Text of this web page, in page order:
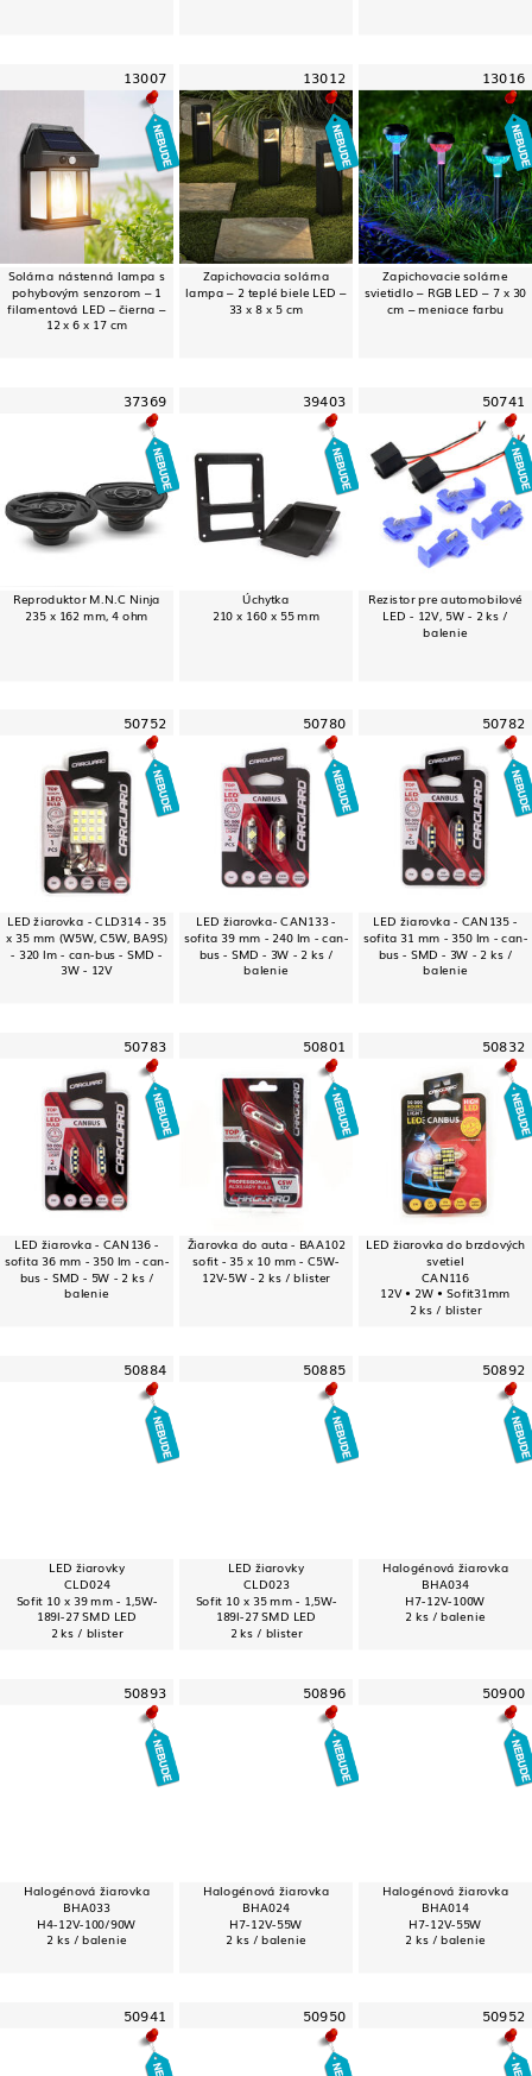
13007
Solárna nástenná lampa s
pohybovým senzorom – 1
filamentová LED – čierna –
12 x 6 x 17 cm
13012
Zapichovacia solárna
lampa – 2 teplé biele LED –
33 x 8 x 5 cm
13016
Zapichovacie solárne
svietidlo – RGB LED – 7 x 30
cm – meniace farbu
37369
Reproduktor M.N.C Ninja
235 x 162 mm, 4 ohm
39403
Úchytka
210 x 160 x 55 mm
50741
Rezistor pre automobilové
LED - 12V, 5W - 2 ks /
balenie
50752
LED žiarovka - CLD314 - 35
x 35 mm (W5W, C5W, BA9S)
- 320 lm - can-bus - SMD -
3W - 12V
50780
LED žiarovka- CAN133 -
sofita 39 mm - 240 lm - can-
bus - SMD - 3W - 2 ks /
balenie
50782
LED žiarovka - CAN135 -
sofita 31 mm - 350 lm - can-
bus - SMD - 3W - 2 ks /
balenie
50783
LED žiarovka - CAN136 -
sofita 36 mm - 350 lm - can-
bus - SMD - 5W - 2 ks /
balenie
50801
Žiarovka do auta - BAA102
sofit - 35 x 10 mm - C5W-
12V-5W - 2 ks / blister
50832
LED žiarovka do brzdových
svetiel
CAN116
12V • 2W • Sofit31mm
2 ks / blister
50884
LED žiarovky
CLD024
Sofit 10 x 39 mm - 1,5W-
189l-27 SMD LED
2 ks / blister
50885
LED žiarovky
CLD023
Sofit 10 x 35 mm - 1,5W-
189l-27 SMD LED
2 ks / blister
50892
Halogénová žiarovka
BHA034
H7-12V-100W
2 ks / balenie
50893
Halogénová žiarovka
BHA033
H4-12V-100/90W
2 ks / balenie
50896
Halogénová žiarovka
BHA024
H7-12V-55W
2 ks / balenie
50900
Halogénová žiarovka
BHA014
H7-12V-55W
2 ks / balenie
50941 50950 50952